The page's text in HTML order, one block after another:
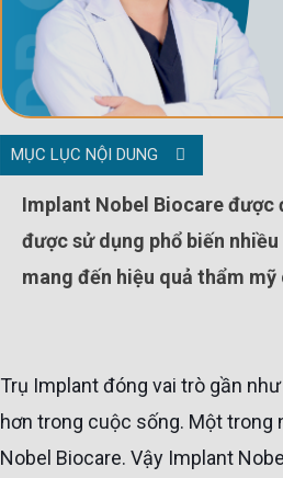
MỤC LỤC NỘI DUNG
Implant Nobel Biocare được đánh giá là một trong những dòng trụ tốt nhất trên giới và đang
được sử dụng phổ biến
mang đến hiệu quả thẩm
Trụ Implant đóng vai trò gần như chân răng thật, giúp người mất răng lấy lại khả năng ăn nhai và tự tin
hơn trong cuộc sống. Một trong
Nobel Biocare. Vậy Implant